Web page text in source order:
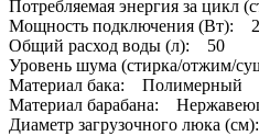
Потребляемая энергия за цикл
Мощность подключения (Вт):
Общий расход воды (л): 50
Уровень шума (стирка/отжим/
Материал бака: Полимерный
Материал барабана:
Диаметр загрузочного люка